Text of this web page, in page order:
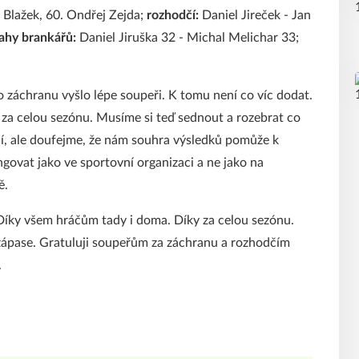
60. Ondřej Zejda; rozhodčí: Daniel Jireček - Jan
brankářů: Daniel Jiruška 32 - Michal Melichar 33;
záchranu vyšlo lépe soupeři. K tomu není co víc dodat.
celou sezónu. Musíme si teď sednout a rozebrat co
ale doufejme, že nám souhra výsledků pomůže k
jako ve sportovní organizaci a ne jako na
všem hráčům tady i doma. Díky za celou sezónu.
Gratuluji soupeřům za záchranu a rozhodčím